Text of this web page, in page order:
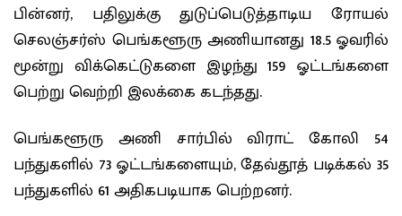
பின்னர், பதிலுக்கு துடுப்பெடுத்தாடிய ரோயல்
செலஞ்சர்ஸ் பெங்களூரு அணியானது 18.5 ஓவரில்
மூன்று விக்கெட்டுகளை இழந்து 159 ஓட்டங்களை
பெற்று வெற்றி இலக்கை கடந்தது.
பெங்களூரு அணி சார்பில் விராட் கோலி 54
பந்துகளில் 73 ஓட்டங்களையும், தேவ்தூத் படிக்கல் 35
பந்துகளில் 61 அதிகபடியாக பெற்றனர்.